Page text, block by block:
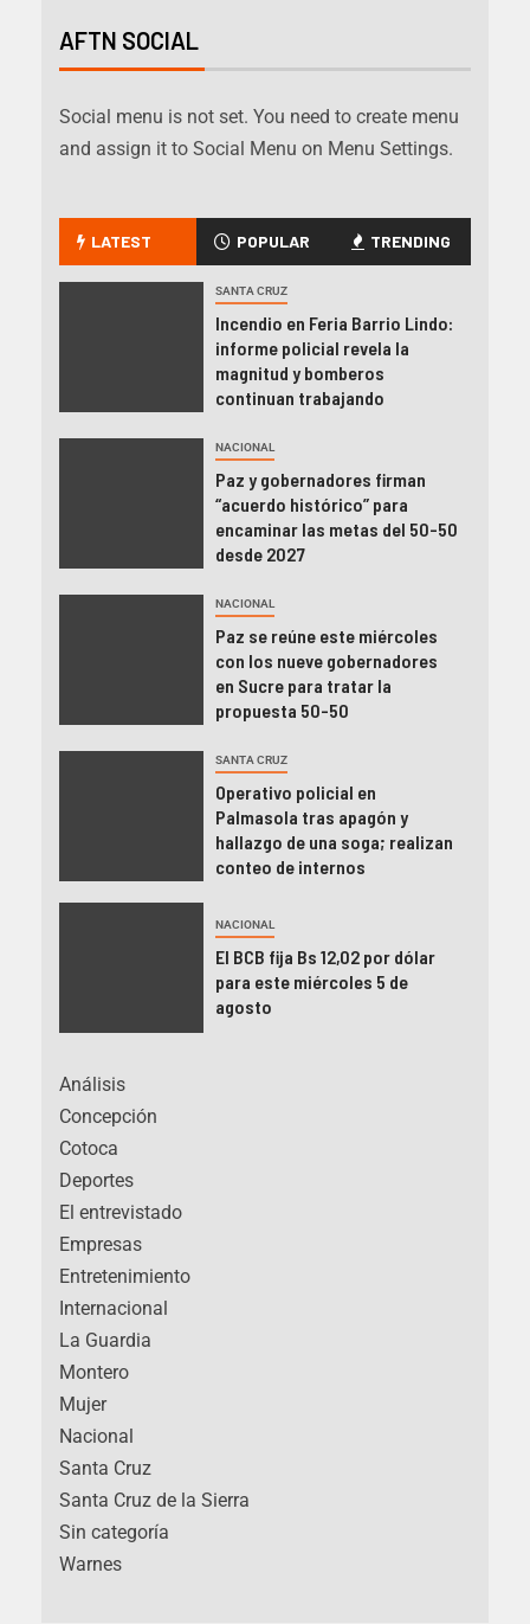
AFTN SOCIAL
Social menu is not set. You need to create menu
and assign it to Social Menu on Menu Settings.
LATEST POPULAR TRENDING
SANTA CRUZ
Incendio en Feria Barrio Lindo:
informe policial revela la
magnitud y bomberos
continuan trabajando
NACIONAL
Paz y gobernadores firman
“acuerdo histórico” para
encaminar las metas del 50-50
desde 2027
NACIONAL
Paz se reúne este miércoles
con los nueve gobernadores
en Sucre para tratar la
propuesta 50-50
SANTA CRUZ
Operativo policial en
Palmasola tras apagón y
hallazgo de una soga; realizan
conteo de internos
NACIONAL
El BCB fija Bs 12,02 por dólar
para este miércoles 5 de
agosto
Análisis
Concepción
Cotoca
Deportes
El entrevistado
Empresas
Entretenimiento
Internacional
La Guardia
Montero
Mujer
Nacional
Santa Cruz
Santa Cruz de la Sierra
Sin categoría
Warnes